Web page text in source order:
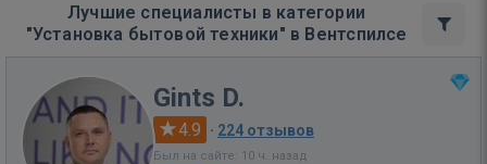
Лучшие специалисты в категории
"Установка бытовой техники" в Вентспилсе
Gints D.
4.9 · 224 отзывов
Был на сайте: 10 ч. назад